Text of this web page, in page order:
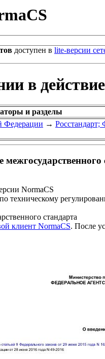
доступен в lite-версии
в
и разделы
Федерации → Росстандарт;
NormaCS
техническому
стандарта
клиент NormaCS. После